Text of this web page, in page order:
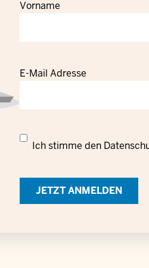
Vorname
E-Mail Adresse
Datenschutzrechtliche
Verarbeitung
Ich stimme den